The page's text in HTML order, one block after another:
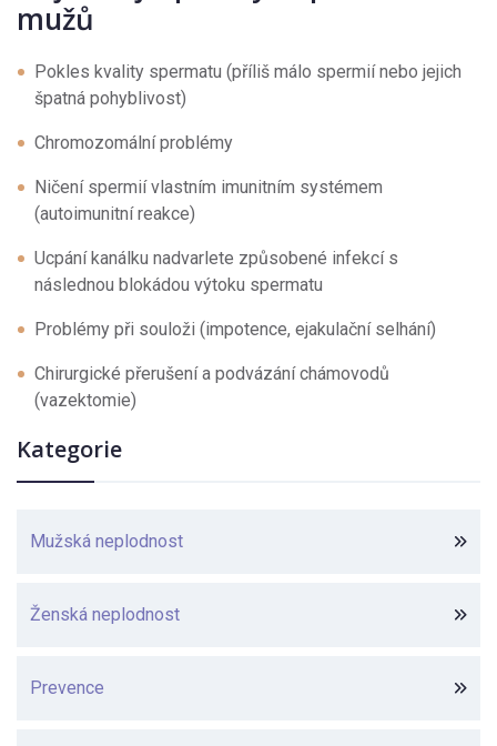
mužů
Pokles kvality spermatu (příliš málo spermií nebo jejich
špatná pohyblivost)
Chromozomální problémy
Ničení spermií vlastním imunitním systémem
(autoimunitní reakce)
Ucpání kanálku nadvarlete způsobené infekcí s
následnou blokádou výtoku spermatu
Problémy při souloži (impotence, ejakulační selhání)
Chirurgické přerušení a podvázání chámovodů
(vazektomie)
Kategorie
Mužská neplodnost
Ženská neplodnost
Prevence